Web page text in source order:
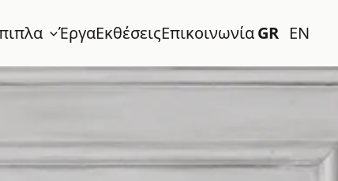
ΈργαΕκθέσειςΕπικοινωνίαGR EN